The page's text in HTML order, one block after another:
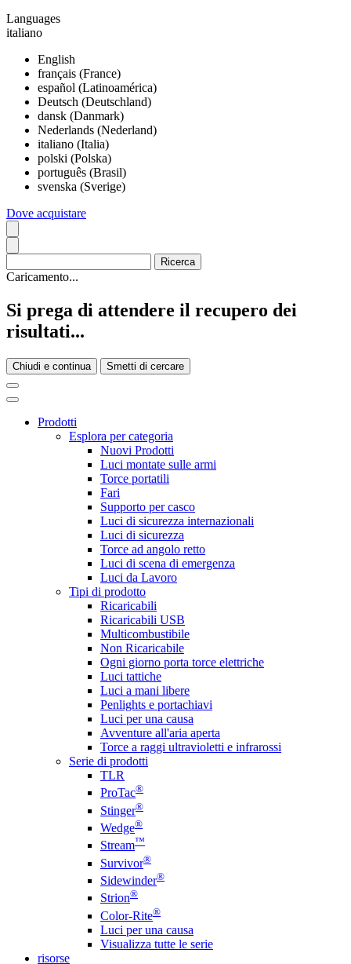
Languages
italiano
English
français (France)
español (Latinoamérica)
Deutsch (Deutschland)
dansk (Danmark)
Nederlands (Nederland)
italiano (Italia)
polski (Polska)
português (Brasil)
svenska (Sverige)
Dove acquistare
Caricamento...
Si prega di attendere il recupero dei
risultati...
Chiudi e continua Smetti di cercare
Prodotti
Esplora per categoria
Nuovi Prodotti
Luci montate sulle armi
Torce portatili
Fari
Supporto per casco
Luci di sicurezza internazionali
Luci di sicurezza
Torce ad angolo retto
Luci di scena di emergenza
Luci da Lavoro
Tipi di prodotto
Ricaricabili
Ricaricabili USB
Multicombustibile
Non Ricaricabile
Ogni giorno porta torce elettriche
Luci tattiche
Luci a mani libere
Penlights e portachiavi
Luci per una causa
Avventure all'aria aperta
Torce a raggi ultravioletti e infrarossi
Serie di prodotti
TLR
ProTac®
Stinger®
Wedge®
Stream™
Survivor®
Sidewinder®
Strion®
Color-Rite®
Luci per una causa
Visualizza tutte le serie
risorse